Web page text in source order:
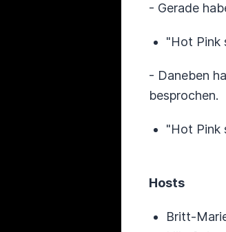
- Gerade
"Hot Pink
- Daneben
besprochen.
"Hot Pink
Hosts
Britt-